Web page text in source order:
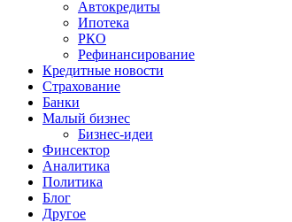
Автокредиты
Ипотека
РКО
Рефинансирование
Кредитные новости
Страхование
Банки
Малый бизнес
Бизнес-идеи
Финсектор
Аналитика
Политика
Блог
Другое